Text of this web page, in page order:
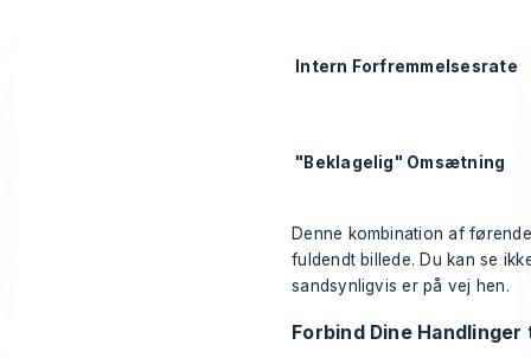
Intern Forfremmelsesrate
"Beklagelig" Omsætning
Denne kombination af
fuldendt billede. Du kan se
sandsynligvis er på vej hen.
Forbind Dine Handlinger